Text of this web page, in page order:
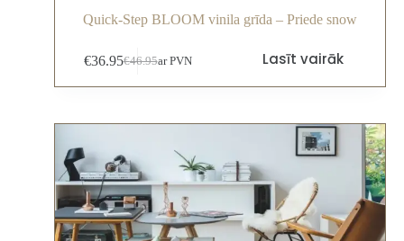
Quick-Step BLOOM vinila grīda – Priede snow
€46.95
€36.95 ar PVN Lasīt vairāk